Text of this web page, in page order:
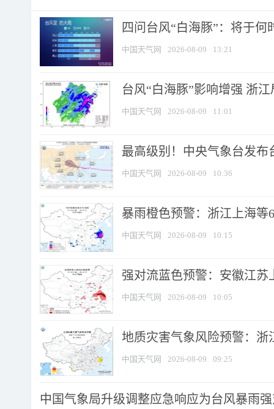
四问台风“白海豚”：将于
中国天气网 2026-08-09 13:21
台风“白海豚”影响增强 浙
中国天气网 2026-08-09 11:01
最高级别！中央气象台发布
中国天气网 2026-08-09 10:36
暴雨橙色预警：浙江上海等
中国天气网 2026-08-09 10:15
强对流蓝色预警：安徽江苏
中国天气网 2026-08-09 10:05
地质灾害气象风险预警：浙
中国天气网 2026-08-09 09:25
中国气象局升级调整应急响应为台风暴雨